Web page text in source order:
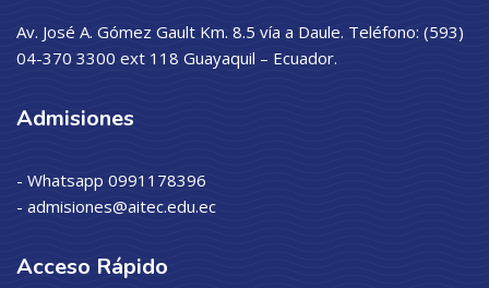
Av. José A. Gómez Gault Km. 8.5 vía a Daule. Teléfono: (593)
04-370 3300 ext 118 Guayaquil – Ecuador.
Admisiones
- Whatsapp 0991178396
- admisiones@aitec.edu.ec
Acceso Rápido